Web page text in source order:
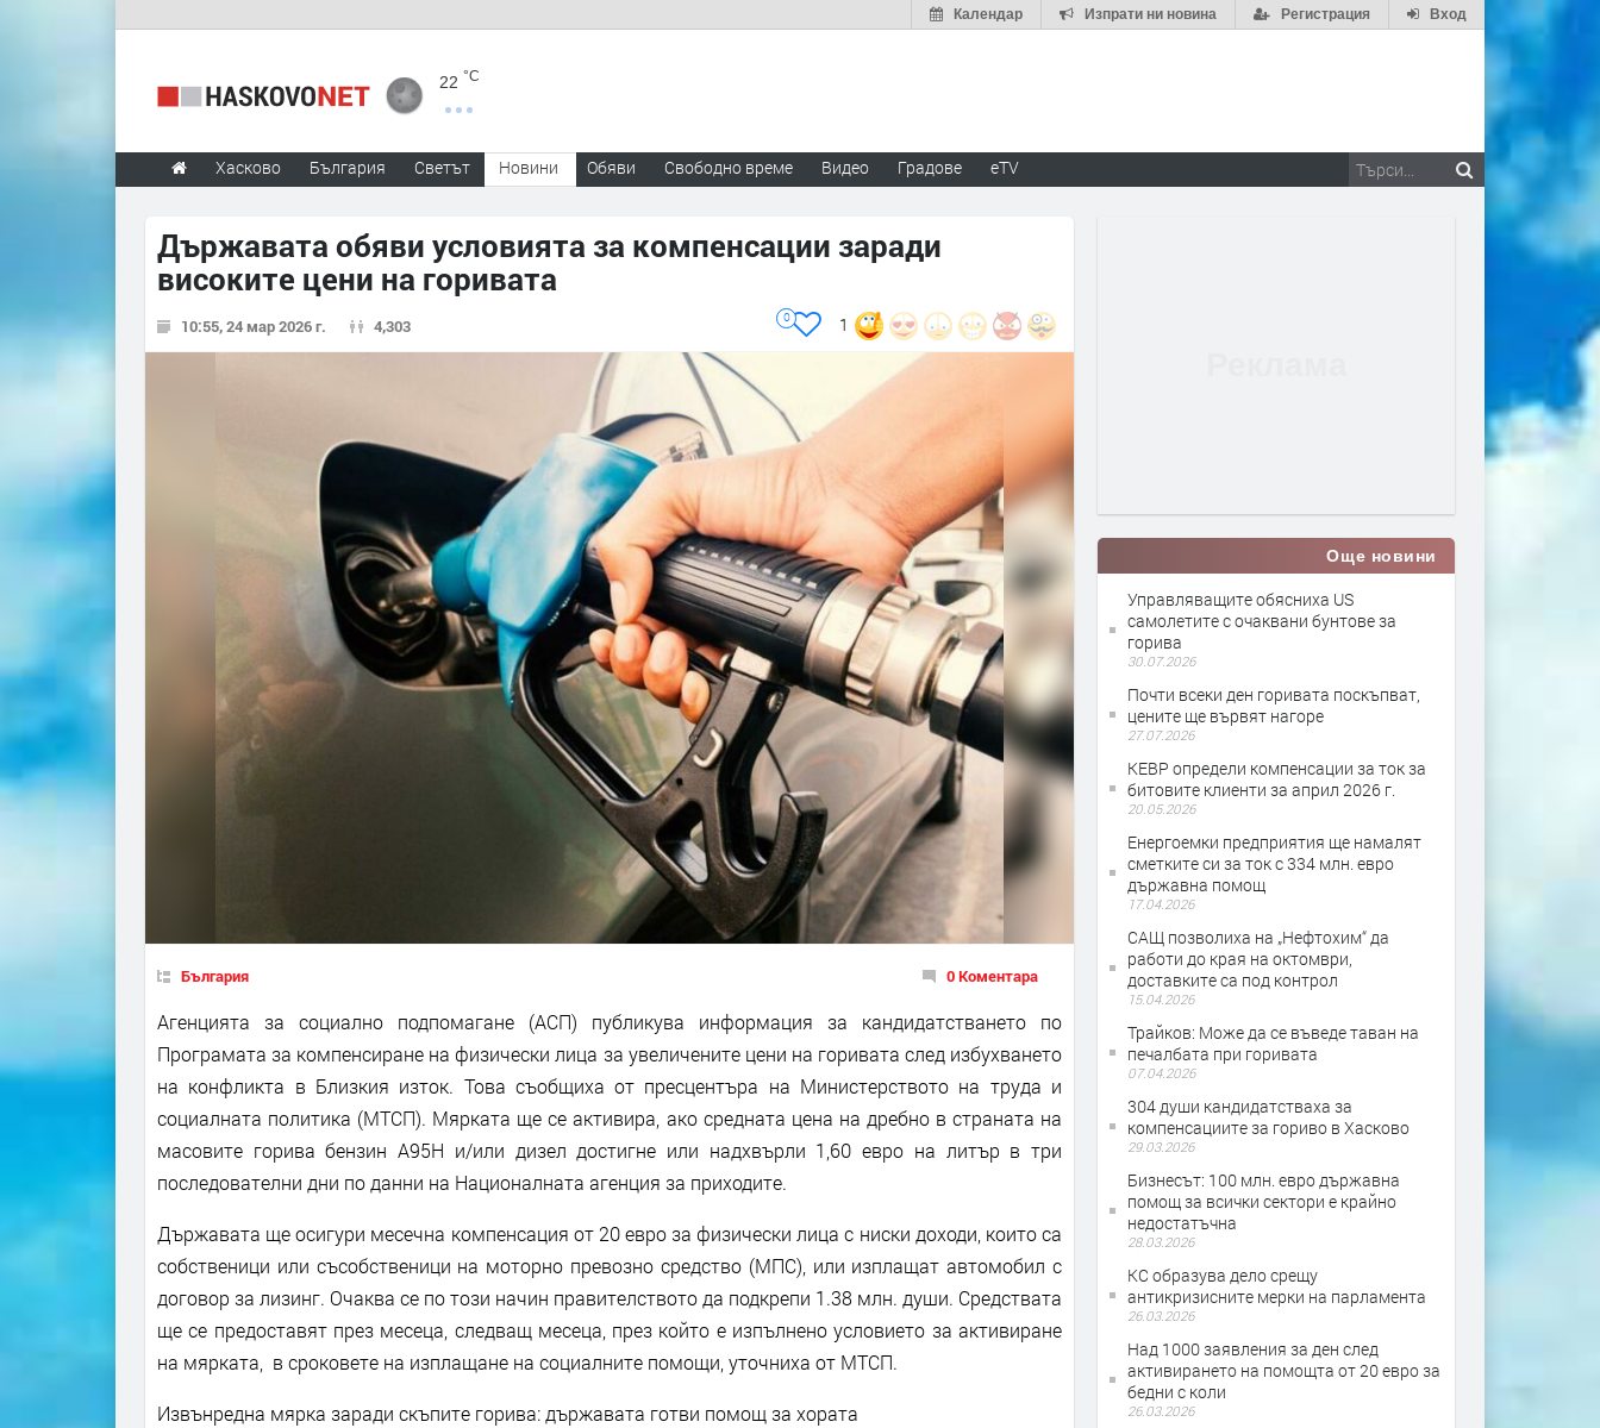
Вход
Регистрация
Изпрати ни новина
Календар
22 °C
Хасково България Светът Новини Обяви Свободно време Видео Градове eTV
Държавата обяви условията за компенсации заради
високите цени на горивата
10:55, 24 мар 2026 г. 4,303 1
0
България 0 Коментара
Агенцията за социално подпомагане (АСП) публикува информация за кандидатстването по
Програмата за компенсиране на физически лица за увеличените цени на горивата след избухването
на конфликта в Близкия изток. Това съобщиха от пресцентъра на Министерството на труда и
социалната политика (МТСП). Мярката ще се активира, ако средната цена на дребно в страната на
масовите горива бензин А95H и/или дизел достигне или надхвърли 1,60 евро на литър в три
последователни дни по данни на Националната агенция за приходите.
Държавата ще осигури месечна компенсация от 20 евро за физически лица с ниски доходи, които са
собственици или съсобственици на моторно превозно средство (МПС), или изплащат автомобил с
договор за лизинг. Очаква се по този начин правителството да подкрепи 1.38 млн. души. Средствата
ще се предоставят през месеца, следващ месеца, през който е изпълнено условието за активиране
на мярката, в сроковете на изплащане на социалните помощи, уточниха от МТСП.
Извънредна мярка заради скъпите горива: държавата готви помощ за хората
Още новини
Управляващите обясниха US
самолетите с очаквани бунтове за
горива
30.07.2026
Почти всеки ден горивата поскъпват,
цените ще вървят нагоре
27.07.2026
КЕВР определи компенсации за ток за
битовите клиенти за април 2026 г.
20.05.2026
Енергоемки предприятия ще намалят
сметките си за ток с 334 млн. евро
държавна помощ
17.04.2026
САЩ позволиха на „Нефтохим“ да
работи до края на октомври,
доставките са под контрол
15.04.2026
Трайков: Може да се въведе таван на
печалбата при горивата
07.04.2026
304 души кандидатстваха за
компенсациите за гориво в Хасково
29.03.2026
Бизнесът: 100 млн. евро държавна
помощ за всички сектори е крайно
недостатъчна
28.03.2026
КС образува дело срещу
антикризисните мерки на парламента
26.03.2026
Над 1000 заявления за ден след
активирането на помощта от 20 евро за
бедни с коли
26.03.2026